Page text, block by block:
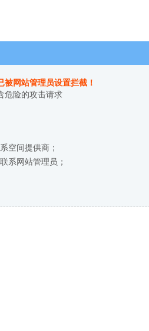
网站管理员设置拦截！
危险的攻击请求
空间提供商；
系网站管理员；